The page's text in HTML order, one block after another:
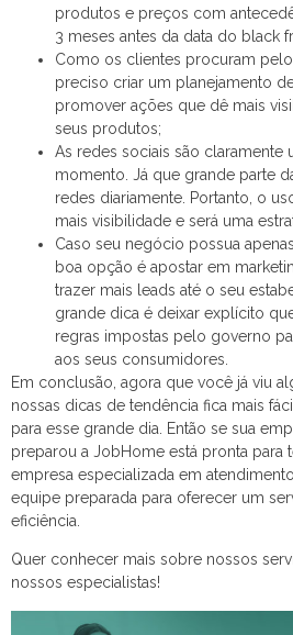
produtos e preços com
3 meses antes da data do black
Como os clientes procuram
preciso criar um planejamento
promover ações que dê mais
seus produtos;
As redes sociais são claramente
momento. Já que grande parte
redes diariamente. Portanto, o
mais visibilidade e será uma
Caso seu negócio possua
boa opção é apostar em
trazer mais leads até o seu
grande dica é deixar explícito
regras impostas pelo governo
aos seus consumidores.
Em conclusão, agora que você já viu
nossas dicas de tendência fica mais
para esse grande dia. Então se sua
preparou a JobHome está pronta para
empresa especializada em
equipe preparada para oferecer um
eficiência.
Quer conhecer mais sobre nossos
nossos especialistas!